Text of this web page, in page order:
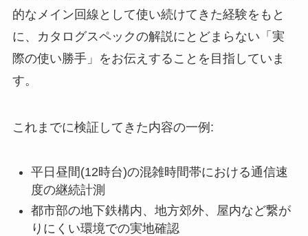
的なメイン回線として使い続けてきた経験をもと
に、カタログスペックの解説にとどまらない「実
際の使い勝手」をお伝えすることを目指していま
す。
これまでに検証してきた内容の一例:
平日昼間(12時台)の混雑時間帯における通信速
度の継続計測
都市部の地下鉄構内、地方郊外、屋内など繋が
りにくい環境での実地確認